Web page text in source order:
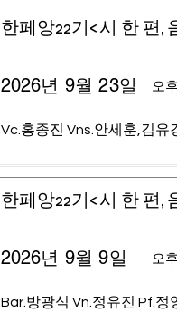
한페앙22기<시 한 편,
오
2026년 9월 23일
Vc.홍종진 Vns.안세훈,김유
한페앙22기<시 한 편
오
2026년 9월 9일
Bar.방광식 Vn.정유진 Pf.정